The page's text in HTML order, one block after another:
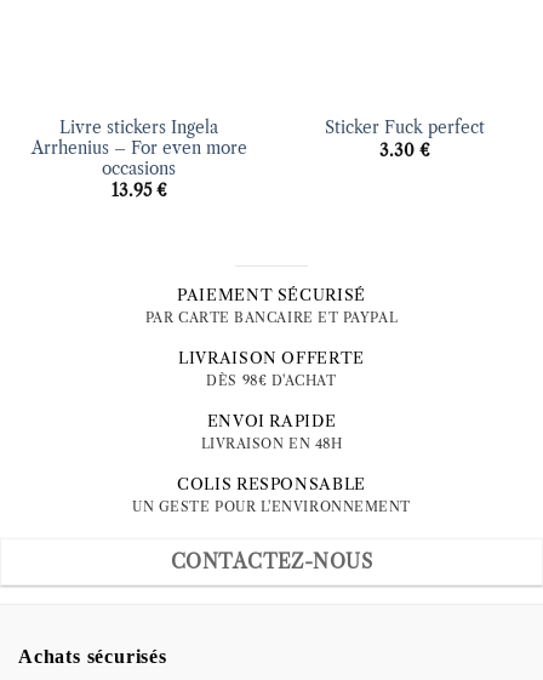
Livre stickers Ingela
Arrhenius – For even more
occasions
13.95€
Sticker Fuck perfect
3.30 €
PAIEMENT SÉCURISÉ
PAR CARTE BANCAIRE ET PAYPAL
LIVRAISON OFFERTE
DÈS 98€ D'ACHAT
ENVOI RAPIDE
LIVRAISON EN 48H
COLIS RESPONSABLE
UN GESTE POUR L'ENVIRONNEMENT
CONTACTEZ-NOUS
Achats sécurisés